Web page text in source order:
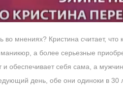
во мнениях? Кристина считает,
а более серьезные
обеспечивает себя сама, а
день, обе они одиноки в 30